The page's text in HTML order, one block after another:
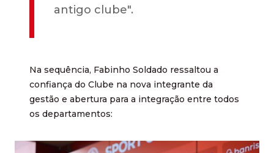
antigo clube".
Na sequência, Fabinho Soldado ressaltou a
confiança do Clube na nova integrante da
gestão e abertura para a integração entre todos
os departamentos: